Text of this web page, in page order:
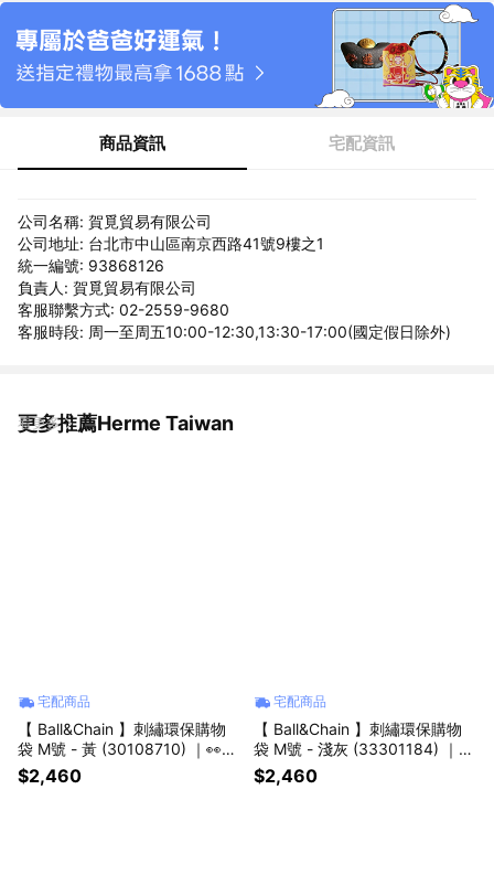
商品資訊 宅配資訊
公司名稱: 賀覓貿易有限公司
公司地址: 台北市中山區南京西路41號9樓之1
統一編號: 93868126
負責人: 賀覓貿易有限公司
客服聯繫方式: 02-2559-9680
客服時段: 周一至周五10:00-12:30,13:30-17:00(國定假日除外)
更多推薦Herme Taiwan
看更多
宅配商品
【 Ball&Chain 】刺繡環保購物
袋 M號 - 黃 (30108710) ｜👀
眼裡🍓莓別人｜🎁送禮推薦
$2,460
宅配商品
【 Ball&Chain 】刺繡環保購物
袋 M號 - 淺灰 (33301184) ｜七
夕「禮」所當然🎁生日送禮推薦
$2,460